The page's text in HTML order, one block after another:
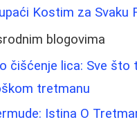
Kostim za Svaku
blogovima
čišćenje lica: Sve što
tretmanu
Istina O